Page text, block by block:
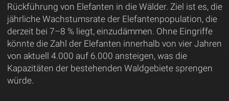
Rückführung von Elefanten in die Wälder. Ziel ist es, die
jährliche Wachstumsrate der Elefantenpopulation, die
derzeit bei 7–8 % liegt, einzudämmen. Ohne Eingriffe
könnte die Zahl der Elefanten innerhalb von vier Jahren
von aktuell 4.000 auf 6.000 ansteigen, was die
Kapazitäten der bestehenden Waldgebiete sprengen
würde.